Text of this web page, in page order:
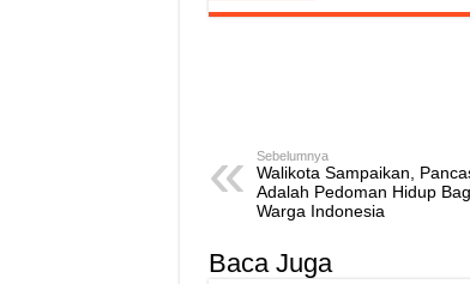
Sebelumnya
Walikota Sampaikan,
Adalah Pedoman Hidup
Warga Indonesia
Baca Juga